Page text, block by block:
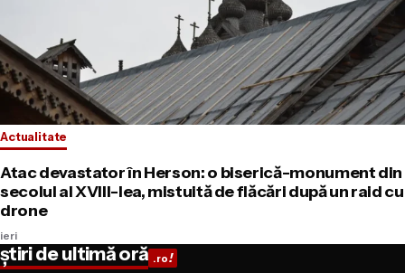
Actualitate
Atac devastator în Herson: o biserică-monument din
secolul al XVIII-lea, mistuită de flăcări după un raid cu
drone
ieri
știri de ultimă oră .ro!